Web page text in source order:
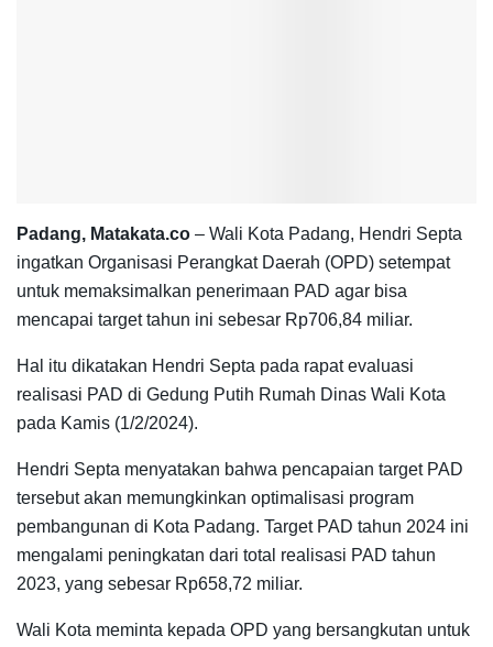
Padang, Matakata.co – Wali Kota Padang, Hendri Septa
ingatkan Organisasi Perangkat Daerah (OPD) setempat
untuk memaksimalkan penerimaan PAD agar bisa
mencapai target tahun ini sebesar Rp706,84 miliar.
Hal itu dikatakan Hendri Septa pada rapat evaluasi
realisasi PAD di Gedung Putih Rumah Dinas Wali Kota
pada Kamis (1/2/2024).
Hendri Septa menyatakan bahwa pencapaian target PAD
tersebut akan memungkinkan optimalisasi program
pembangunan di Kota Padang. Target PAD tahun 2024 ini
mengalami peningkatan dari total realisasi PAD tahun
2023, yang sebesar Rp658,72 miliar.
Wali Kota meminta kepada OPD yang bersangkutan untuk